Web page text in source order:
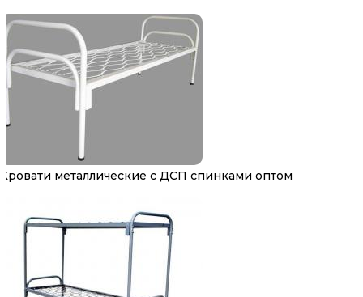
Кровати металлические с ДСП спинками оптом